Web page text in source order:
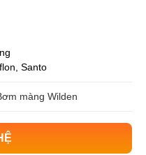
Santo
màng Wilden